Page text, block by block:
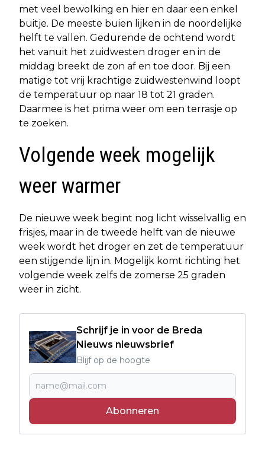
met veel bewolking en hier en daar een enkel
buitje. De meeste buien lijken in de noordelijke
helft te vallen. Gedurende de ochtend wordt
het vanuit het zuidwesten droger en in de
middag breekt de zon af en toe door. Bij een
matige tot vrij krachtige zuidwestenwind loopt
de temperatuur op naar 18 tot 21 graden.
Daarmee is het prima weer om een terrasje op
te zoeken.
Volgende week mogelijk
weer warmer
De nieuwe week begint nog licht wisselvallig en
frisjes, maar in de tweede helft van de nieuwe
week wordt het droger en zet de temperatuur
een stijgende lijn in. Mogelijk komt richting het
volgende week zelfs de zomerse 25 graden
weer in zicht.
Schrijf je in voor de Breda
Nieuws nieuwsbrief
Blijf op de hoogte
Abonneren